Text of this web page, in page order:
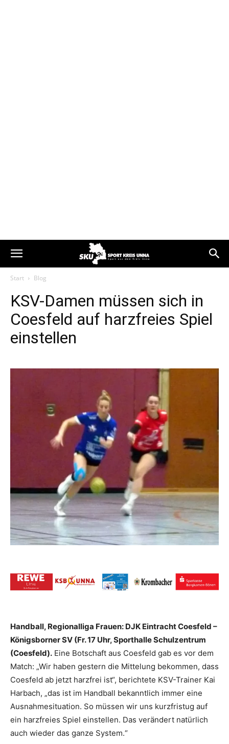
Start Blog
KSV-Damen müssen sich in
Coesfeld auf harzfreies Spiel
einstellen
Handball, Regionalliga Frauen: DJK Eintracht Coesfeld –
Königsborner SV (Fr. 17 Uhr, Sporthalle Schulzentrum
(Coesfeld). Eine Botschaft aus Coesfeld gab es vor dem
Match: „Wir haben gestern die Mittelung bekommen, dass
Coesfeld ab jetzt harzfrei ist“, berichtete KSV-Trainer Kai
Harbach, „das ist im Handball bekanntlich immer eine
Ausnahmesituation. So müssen wir uns kurzfristug auf
ein harzfreies Spiel einstellen. Das verändert natürlich
auch wieder das ganze System.“